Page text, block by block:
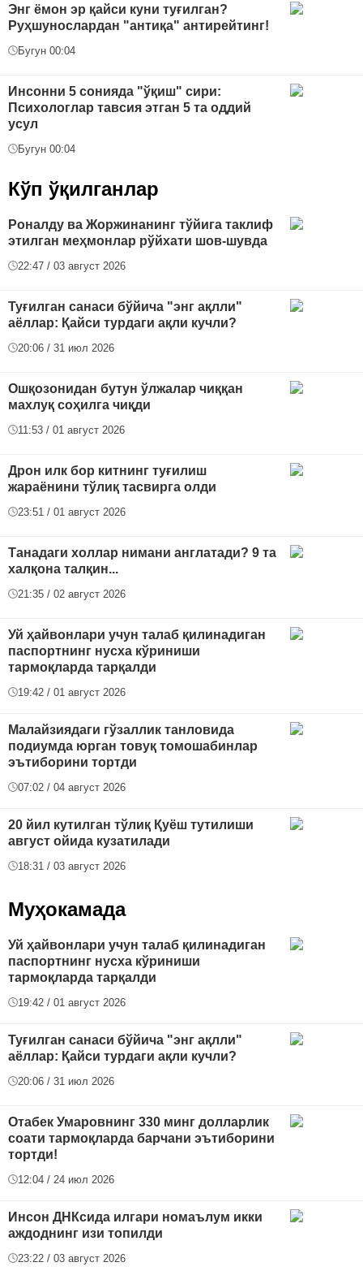
Энг ёмон эр қайси куни туғилган?
Руҳшунослардан "антиқа" антирейтинг!
Бугун 00:04
Инсонни 5 сонияда "ўқиш" сири:
Психологлар тавсия этган 5 та оддий
усул
Бугун 00:04
Кўп ўқилганлар
Роналду ва Жоржинанинг тўйига таклиф
этилган меҳмонлар рўйхати шов-шувда
22:47 / 03 август 2026
Туғилган санаси бўйича "энг ақлли"
аёллар: Қайси турдаги ақли кучли?
20:06 / 31 июл 2026
Ошқозонидан бутун ўлжалар чиққан
махлуқ соҳилга чиқди
11:53 / 01 август 2026
Дрон илк бор китнинг туғилиш
жараёнини тўлиқ тасвирга олди
23:51 / 01 август 2026
Танадаги холлар нимани англатади? 9 та
халқона талқин...
21:35 / 02 август 2026
Уй ҳайвонлари учун талаб қилинадиган
паспортнинг нусха кўриниши
тармоқларда тарқалди
19:42 / 01 август 2026
Малайзиядаги гўзаллик танловида
подиумда юрган товуқ томошабинлар
эътиборини тортди
07:02 / 04 август 2026
20 йил кутилган тўлиқ Қуёш тутилиши
август ойида кузатилади
18:31 / 03 август 2026
Муҳокамада
Уй ҳайвонлари учун талаб қилинадиган
паспортнинг нусха кўриниши
тармоқларда тарқалди
19:42 / 01 август 2026
Туғилган санаси бўйича "энг ақлли"
аёллар: Қайси турдаги ақли кучли?
20:06 / 31 июл 2026
Отабек Умаровнинг 330 минг долларлик
соати тармоқларда барчани эътиборини
тортди!
12:04 / 24 июл 2026
Инсон ДНКсида илгари номаълум икки
аждоднинг изи топилди
23:22 / 03 август 2026